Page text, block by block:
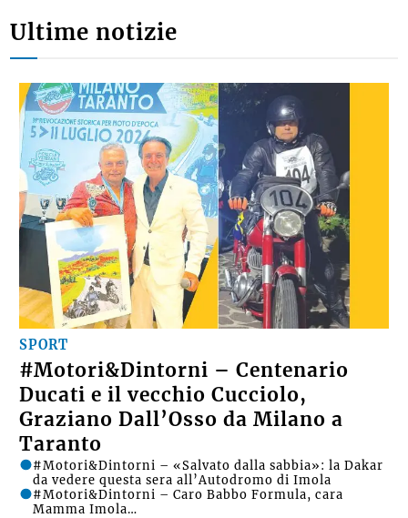
Ultime notizie
SPORT
#Motori&Dintorni – Centenario
Ducati e il vecchio Cucciolo,
Graziano Dall’Osso da Milano a
Taranto
#Motori&Dintorni – «Salvato dalla sabbia»: la Dakar
da vedere questa sera all’Autodromo di Imola
#Motori&Dintorni – Caro Babbo Formula, cara
Mamma Imola…